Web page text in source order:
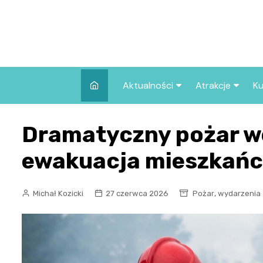
Aktualności
Wszystkie wpisy
Atrakcje
we Wrocławiu
Co warto
Wrocławiu?
Dramatyczny pożar
ewakuacja
Michał Kozicki 27 czerwca 2026 Pożar, wydarzenia